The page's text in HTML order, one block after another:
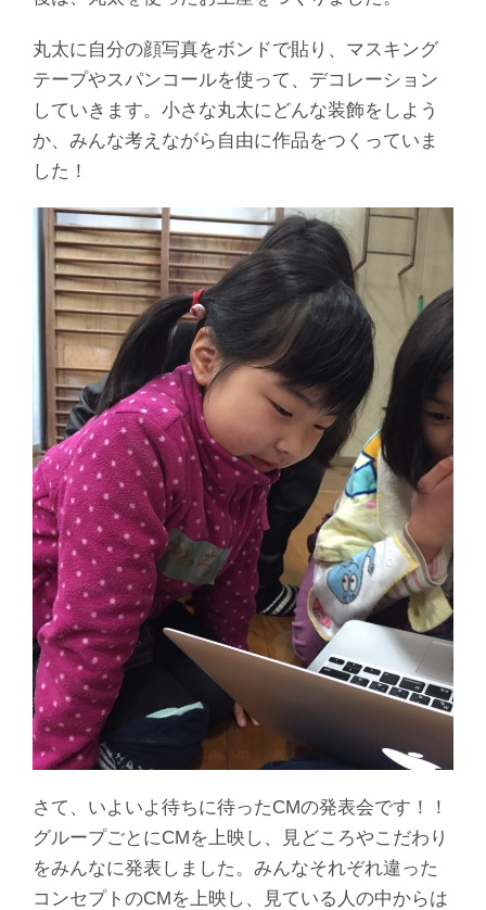
丸太に自分の顔写真をボンドで貼り、マスキング
テープやスパンコールを使って、デコレーション
していきます。小さな丸太にどんな装飾をしよう
か、みんな考えながら自由に作品をつくっていま
した！
さて、いよいよ待ちに待ったCMの発表会です！！
グループごとにCMを上映し、見どころやこだわり
をみんなに発表しました。みんなそれぞれ違った
コンセプトのCMを上映し、見ている人の中からは